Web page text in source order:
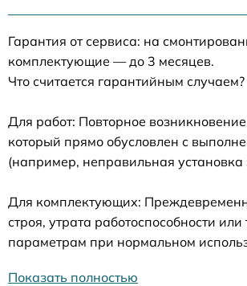
Гарантия от сервиса: на
комплектующие — до 3 месяцев.
Что считается гарантийным случаем?
Для работ: Повторное
который прямо обусловлен с
(например, неправильная установка
Для комплектующих:
строя, утрата работоспособности
параметрам при нормальном
Показать полностью